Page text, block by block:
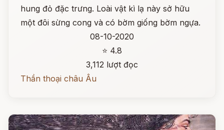
hung đỏ đặc trưng. Loài vật kì lạ này sở hữu
một đôi sừng cong và có bờm giống bờm ngựa.
08-10-2020
⭐ 4.8
3,112 lượt đọc
Thần thoại châu Âu